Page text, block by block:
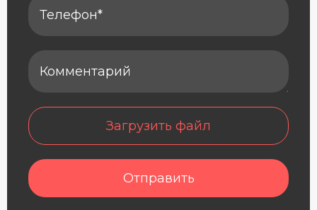
Отправить
Загрузить файл